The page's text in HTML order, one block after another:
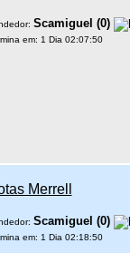
Scamiguel (0)
em: 1 Dia 02:07:50
Merrell
Scamiguel (0)
em: 1 Dia 02:18:50